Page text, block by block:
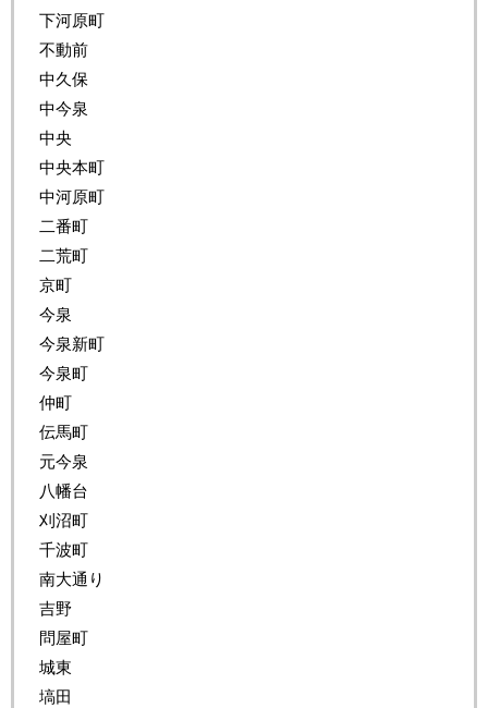
下河原町
不動前
中久保
中今泉
中央
中央本町
中河原町
二番町
二荒町
京町
今泉
今泉新町
今泉町
仲町
伝馬町
元今泉
八幡台
刈沼町
千波町
南大通り
吉野
問屋町
城東
塙田